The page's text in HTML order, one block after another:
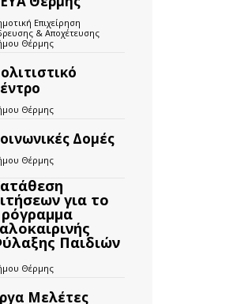
Επιχείρηση
& Αποχέτευσης
Θέρμης
Θέρμης
Δομές
Θέρμης
για το
Παιδιών
Θέρμης
Μελέτες